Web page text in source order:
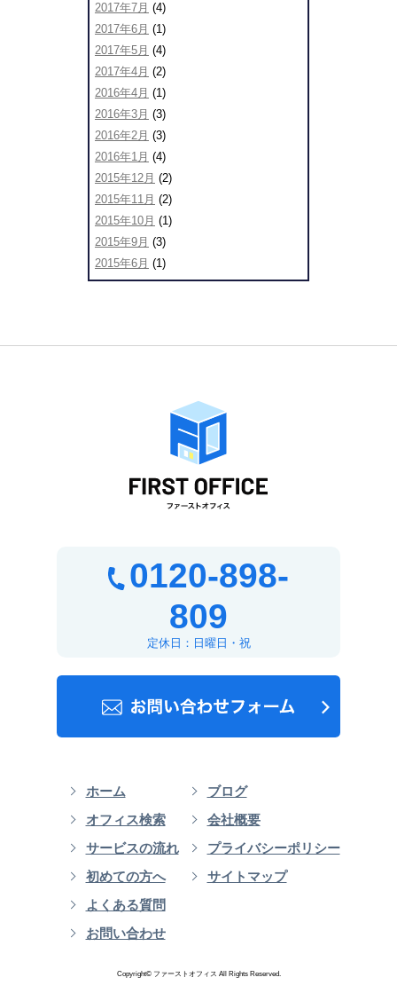
2017年7月 (4)
2017年6月 (1)
2017年5月 (4)
2017年4月 (2)
2016年4月 (1)
2016年3月 (3)
2016年2月 (3)
2016年1月 (4)
2015年12月 (2)
2015年11月 (2)
2015年10月 (1)
2015年9月 (3)
2015年6月 (1)
0120-898-
809
定休日：日曜日・祝
ホーム
オフィス検索
サービスの流れ
初めての方へ
よくある質問
お問い合わせ
ブログ
会社概要
プライバシーポリシー
サイトマップ
Copyright© ファーストオフィス All Rights Reserved.